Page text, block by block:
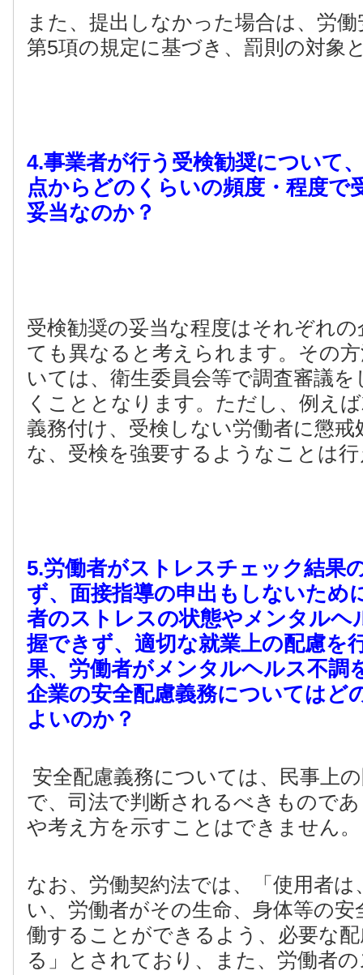
また、提出しなかった場合は、労
第5項の規定に基づき、罰則の対象
4.事業者が行う受検勧奨について
点からどのくらいの頻度・程度で
妥当なのか？
受検勧奨の妥当な程度はそれぞれ
ても異なると考えられます。その
いては、衛生委員会等で調査審議
くこととなります。ただし、例え
義務付け、受検しない労働者に懲
な、受検を強要するようなことは
5.労働者がストレスチェック結果
ず、面接指導の申出もしないため
者のストレスの状態やメンタルヘ
握できず、適切な就業上の配慮を
果、労働者がメンタルヘルス不調
企業の安全配慮義務についてはど
よいのか？
安全配慮義務については、民事上
で、司法で判断されるべきもので
や考え方を示すことはできません。
なお、労働契約法では、「使用者は
い、労働者がその生命、身体等の
働することができるよう、必要な
る」とされており、また、労働者